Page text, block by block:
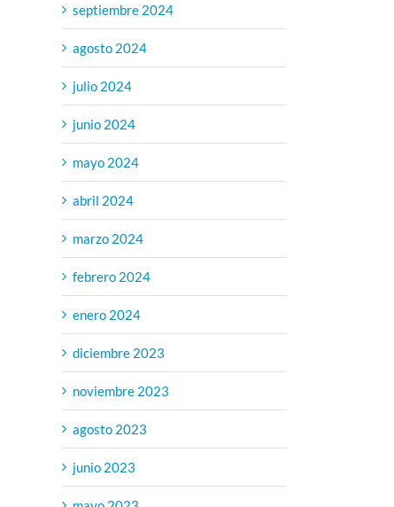
septiembre 2024
agosto 2024
julio 2024
junio 2024
mayo 2024
abril 2024
marzo 2024
febrero 2024
enero 2024
diciembre 2023
noviembre 2023
agosto 2023
junio 2023